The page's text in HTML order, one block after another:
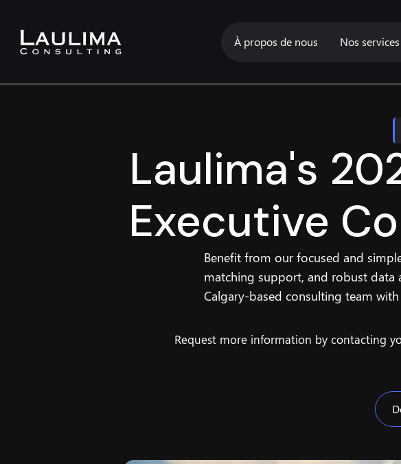
À propos de nous Nos services
Laulima's
Executive
Benefit from our focused and
matching support, and robust data
Calgary-based consulting team
Request more information by contacting